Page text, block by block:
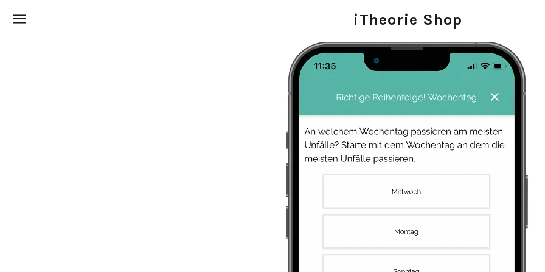
iTheorie Shop